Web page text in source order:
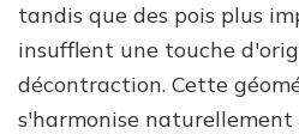
tandis que des pois plus
insufflent une touche
décontraction. Cette
s'harmonise naturellement